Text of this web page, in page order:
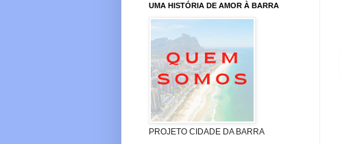
UMA HISTÓRIA DE AMOR À BARRA
PROJETO CIDADE DA BARRA